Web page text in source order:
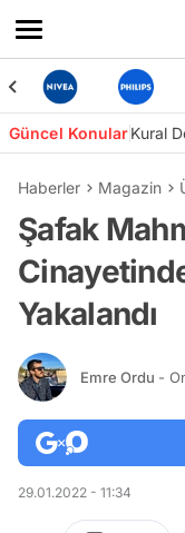
Güncel KonularKural
Haberler Magazin
Şafak
Yakalandı
Emre Ordu -
29.01.2022 - 11:34